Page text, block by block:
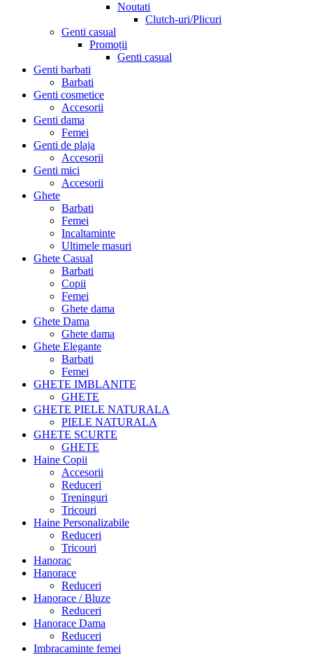
Noutati
Clutch-uri/Plicuri
Genti casual
Promoții
Genti casual
Genti barbati
Barbati
Genti cosmetice
Accesorii
Genti dama
Femei
Genti de plaja
Accesorii
Genti mici
Accesorii
Ghete
Barbati
Femei
Incaltaminte
Ultimele masuri
Ghete Casual
Barbati
Copii
Femei
Ghete dama
Ghete Dama
Ghete dama
Ghete Elegante
Barbati
Femei
GHETE IMBLANITE
GHETE
GHETE PIELE NATURALA
PIELE NATURALA
GHETE SCURTE
GHETE
Haine Copii
Accesorii
Reduceri
Treninguri
Tricouri
Haine Personalizabile
Reduceri
Tricouri
Hanorac
Hanorace
Reduceri
Hanorace / Bluze
Reduceri
Hanorace Dama
Reduceri
Imbracaminte femei